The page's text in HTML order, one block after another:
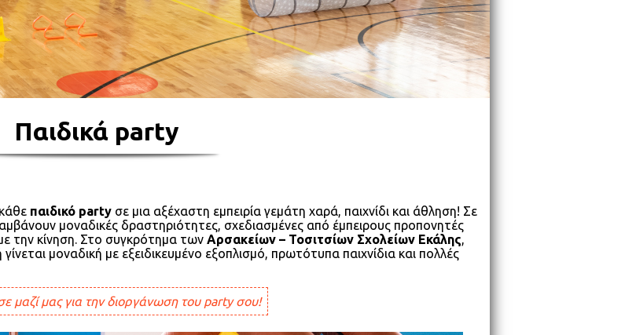
Παιδικά party
παιδικό party σε μια αξέχαστη εμπειρία γεμάτη χαρά, παιχνίδι και άθληση! Σε
μοναδικές δραστηριότητες, σχεδιασμένες από έμπειρους προπονητές
την κίνηση. Στο συγκρότημα των Αρσακείων – Τοσιτσίων Σχολείων Εκάλης,
μοναδική με εξειδικευμένο εξοπλισμό, πρωτότυπα παιχνίδια και πολλές
μαζί μας για την διοργάνωση του party σου!